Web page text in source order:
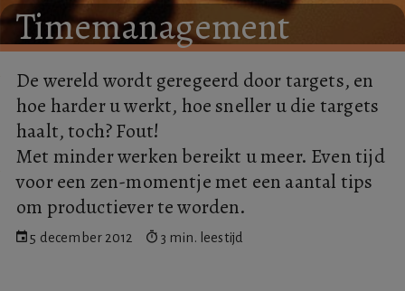
Timemanagement
De wereld wordt geregeerd door targets, en
hoe harder u werkt, hoe sneller u die targets
haalt, toch? Fout!
Met minder werken bereikt u meer. Even tijd
voor een zen-momentje met een aantal tips
om productiever te worden.
5 december 2012 3 min. leestijd